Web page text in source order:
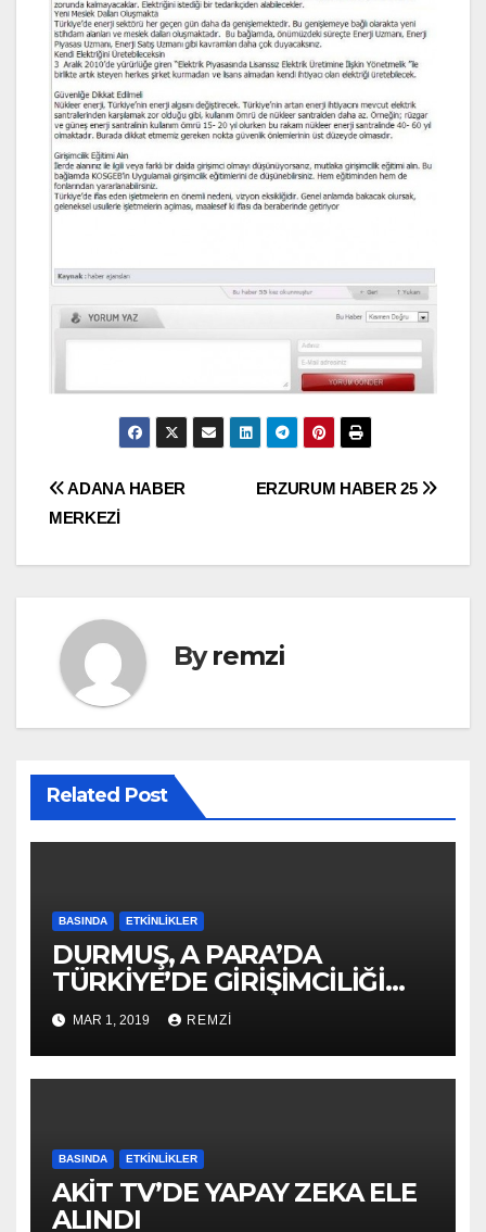
Yazı
ERZURUM HABER 25
ADANA HABER
MERKEZİ
Byremzi
Related Post
BASINDA ETKINLIKLER
DURMUŞ, A PARA’DA
TÜRKİYE’DE GİRİŞİMCİLİĞİ
ANLATTI
MAR 1, 2019 REMZI
BASINDA ETKINLIKLER
AKİT TV’DE YAPAY ZEKA ELE
ALINDI